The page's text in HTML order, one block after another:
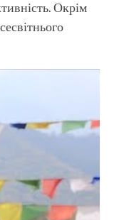
Окрім